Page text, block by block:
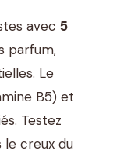
avec 5
parfum,
Le
B5) et
Testez
le creux du